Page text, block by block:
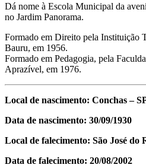
Dá nome à Escola Municipal da
no Jardim Panorama.
Formado em Direito pela Instituição
Bauru, em 1956.
Formado em Pedagogia, pela
Aprazível, em 1976.
Local de nascimento: Conchas –
Data de nascimento: 30/09/1930
Local de falecimento: São José do
Data de falecimento: 20/08/2002